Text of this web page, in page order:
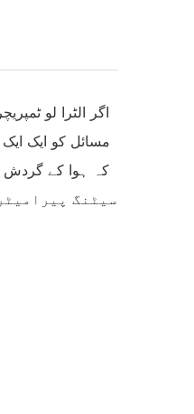
اگر الٹرا لو
مسائل کو ایک
کہ ہوا کے گردش